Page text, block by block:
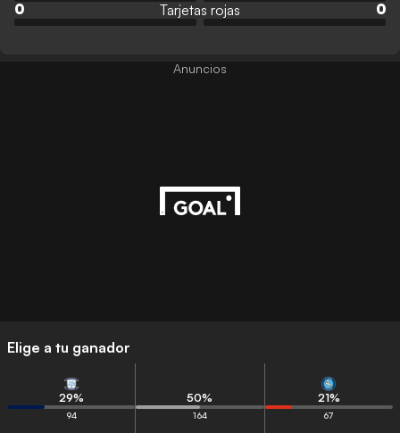
0
Tarjetas rojas 0
Elige a tu ganador
29%
94
50%
164
21%
67
Anuncios